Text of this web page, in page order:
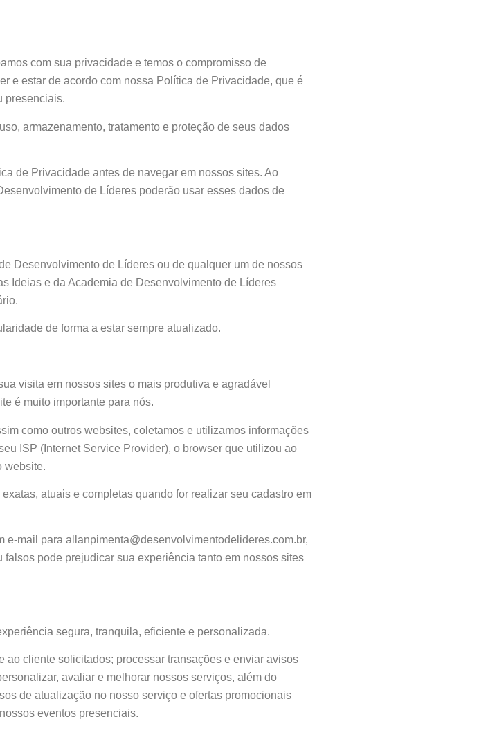
com sua privacidade e temos o compromisso de
e estar de acordo com nossa Política de Privacidade, que é
presenciais.
armazenamento, tratamento e proteção de seus dados
de Privacidade antes de navegar em nossos sites. Ao
de Líderes poderão usar esses dados de
Desenvolvimento de Líderes ou de qualquer um de nossos
Ideias e da Academia de Desenvolvimento de Líderes
de forma a estar sempre atualizado.
visita em nossos sites o mais produtiva e agradável
é muito importante para nós.
como outros websites, coletamos e utilizamos informações
ISP (Internet Service Provider), o browser que utilizou ao
website.
atuais e completas quando for realizar seu cadastro em
mail para allanpimenta@desenvolvimentodelideres.com.br,
pode prejudicar sua experiência tanto em nossos sites
segura, tranquila, eficiente e personalizada.
ao cliente solicitados; processar transações e enviar avisos
avaliar e melhorar nossos serviços, além do
de atualização no nosso serviço e ofertas promocionais
eventos presenciais.